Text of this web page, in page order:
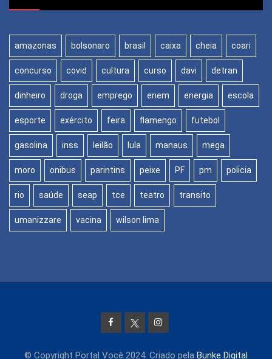
amazonas bolsonaro brasil caixa cheia coari
concurso covid cultura curso davi detran
dinheiro droga emprego enem energia escola
esporte exército feira flamengo futebol
gasolina inss leilão lula manaus mega
moro onibus parintins peixe PF pm policia
rio saúde seap tce teatro transito
umanizzare vacina wilson lima
© Copyright Portal Você 2024. Criado pela Bunke Digital